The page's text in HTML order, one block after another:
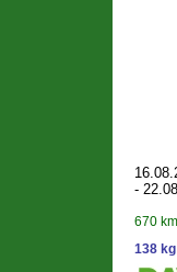
-
670 km
138